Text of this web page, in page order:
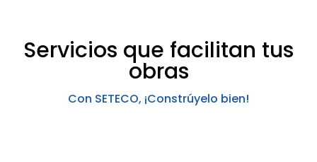
Servicios que facilitan tus
obras
Con SETECO, ¡Constrúyelo bien!